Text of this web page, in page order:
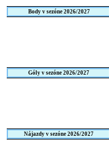
Body v sezóne 2026/2027
Góly v sezóne 2026/2027
Nájazdy v sezóne 2026/2027